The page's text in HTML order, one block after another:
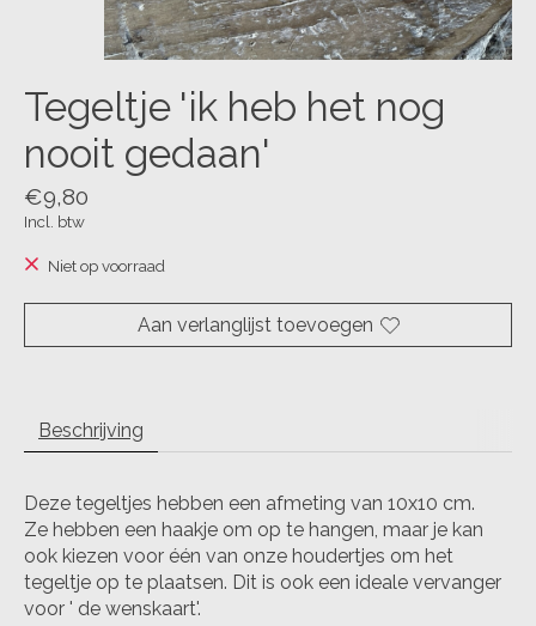
Tegeltje 'ik heb het nog
nooit gedaan'
€9,80
Incl. btw
Niet op voorraad
Aan verlanglijst toevoegen
Beschrijving
Deze tegeltjes hebben een afmeting van 10x10 cm.
Ze hebben een haakje om op te hangen, maar je kan
ook kiezen voor één van onze houdertjes om het
tegeltje op te plaatsen. Dit is ook een ideale vervanger
voor ' de wenskaart'.